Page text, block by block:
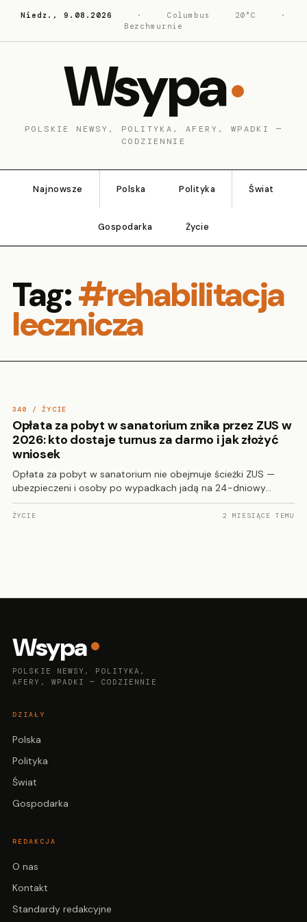
Niedz., 9.08.2026 · Columbus 20°C
·
Bezchmurnie
Wsypa
POLSKIE NEWSY, POLITYKA, AFERY, WPADKI —
CODZIENNIE
Najnowsze Polska Polityka Świat
Gospodarka Życie
Tag:#rehabilitacja
lecznicza
340 / ŻYCIE
Opłata za pobyt w sanatorium znika przez ZUS w
2026: kto dostaje turnus za darmo i jak złożyć
wniosek
Opłata za pobyt w sanatorium nie obejmuje ścieżki ZUS —
ubezpieczeni i osoby po wypadkach jadą na 24-dniowy…
ŻYCIE 2 MIESIĄCE TEMU
Wsypa
POLSKIE NEWSY, POLITYKA,
AFERY, WPADKI — CODZIENNIE
DZIAŁY
Polska
Polityka
Świat
Gospodarka
REDAKCJA
O nas
Kontakt
Standardy redakcyjne